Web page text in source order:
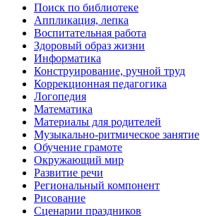
Поиск по библиотеке
Аппликация, лепка
Воспитательная работа
Здоровый образ жизни
Информатика
Конструирование, ручной труд
Коррекционная педагогика
Логопедия
Математика
Материалы для родителей
Музыкально-ритмическое занятие
Обучение грамоте
Окружающий мир
Развитие речи
Региональный компонент
Рисование
Сценарии праздников